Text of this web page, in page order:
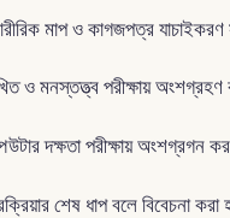
শারীরিক মাপ ও কাগজপত্র
ও মনস্তত্ত্ব পরীক্ষায়
দক্ষতা পরীক্ষায়
শেষ ধাপ বলে বিবেচনা